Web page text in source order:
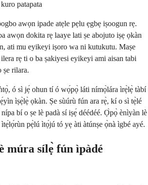
patapata
awọn ipade atẹle pẹlu ẹgbẹ iṣoogun rẹ.
awọn dokita rẹ laaye lati ṣe abojuto iṣẹ ọkàn
ati mu eyikeyi iṣoro wa ni kutukutu. Maṣe
rẹ ti o ba ṣakiyesi eyikeyi ami aisan tabi
ṣe rilara.
ó sì jẹ́ ohun tí ó wọ́pọ̀ láti nímọ̀lára ìrẹ̀lẹ̀ tàbí
ìṣẹ̀lẹ̀ ọkàn. Ṣe sùúrù fún ara rẹ̀, kí o sì tẹ̀lé
bí o ṣe lè padà sí iṣẹ́ déédéé. Ọ̀pọ̀ ènìyàn lè
pẹ̀lú ìtọ́jú tó yẹ àti àtúnṣe ọ̀nà ìgbé ayé.
múra sílẹ̀ fún ìpàdé